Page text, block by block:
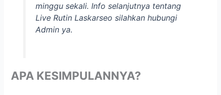
minggu sekali. Info selanjutnya tentang
Live Rutin Laskarseo silahkan hubungi
Admin ya.
APA KESIMPULANNYA?